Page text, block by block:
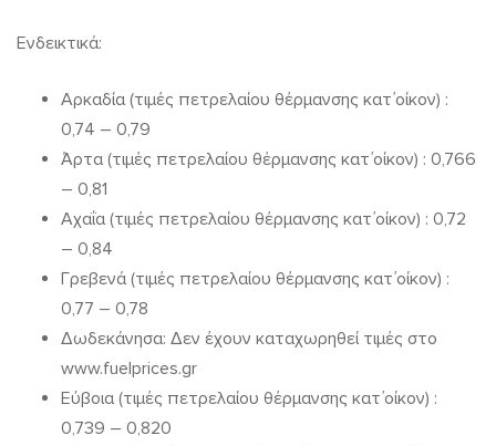
Ενδεικτικά:
Αρκαδία (τιμές πετρελαίου θέρμανσης κατ΄οίκον) :
0,74 – 0,79
Άρτα (τιμές πετρελαίου θέρμανσης κατ΄οίκον) : 0,766
– 0,81
Αχαΐα (τιμές πετρελαίου θέρμανσης κατ΄οίκον) : 0,72
– 0,84
Γρεβενά (τιμές πετρελαίου θέρμανσης κατ΄οίκον) :
0,77 – 0,78
Δωδεκάνησα: Δεν έχουν καταχωρηθεί τιμές στο
www.fuelprices.gr
Εύβοια (τιμές πετρελαίου θέρμανσης κατ΄οίκον) :
0,739 – 0,820